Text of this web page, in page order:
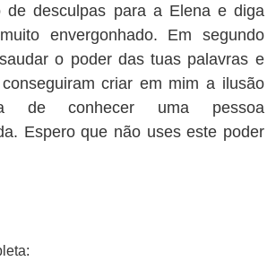
de desculpas para a Elena e diga
envergonhado. Em segundo
o poder das tuas palavras e
criar em mim a ilusão
de conhecer uma pessoa
Espero que não uses este poder